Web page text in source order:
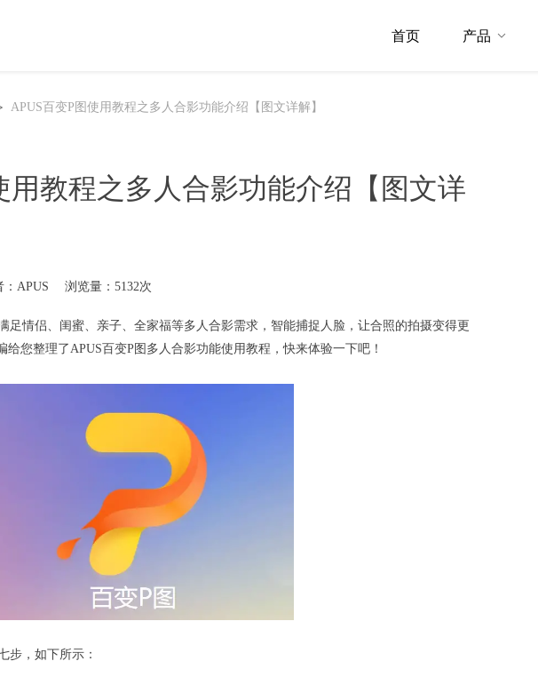
首页 产品
APUS百变P图使用教程之多人合影功能介绍【图文详解】
用教程之多人合影功能介绍【图文详
：APUS 浏览量：5132次
足情侣、闺蜜、亲子、全家福等多人合影需求，智能捕捉人脸，让合照的拍摄变得更
给您整理了APUS百变P图 多人合影功能使用教程，快来体验一下吧！
步，如下所示：